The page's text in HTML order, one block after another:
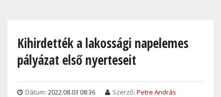
contentKihirdették a lakossági napelemes
pályázat első nyerteseit
Dátum: 2022.08.03 08:36 Szerző: Petre András